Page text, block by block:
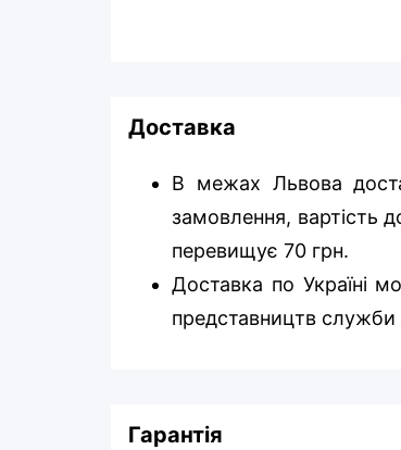
Доставка
В межах Львова
замовлення, вартість
перевищує 70 грн.
Доставка по Україні
представництв служби
Гарантія